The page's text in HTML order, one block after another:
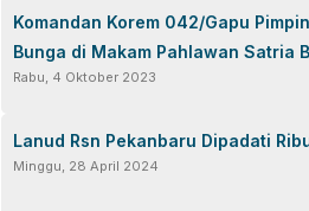
Komandan Korem 042/Gapu
Bunga di Makam Pahlawan Satria
Rabu, 4 Oktober 2023
Lanud Rsn Pekanbaru Dipadati
Minggu, 28 April 2024